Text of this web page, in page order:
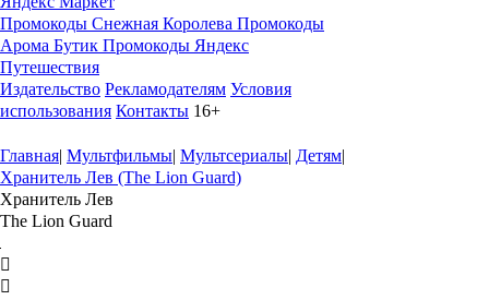
Промокоды Снежная Королева Промокоды
Арома Бутик Промокоды Яндекс
Путешествия
Издательство Рекламодателям Условия
использования Контакты 16+
Главная| Мультфильмы| Мультсериалы| Детям|
Хранитель Лев (The Lion Guard)
Хранитель Лев
The Lion Guard